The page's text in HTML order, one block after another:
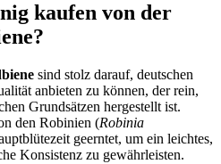
kaufen von der
sind stolz darauf, deutschen
anbieten zu können, der rein,
Grundsätzen hergestellt ist.
den Robinien (Robinia
geerntet, um ein leichtes,
Konsistenz zu gewährleisten.